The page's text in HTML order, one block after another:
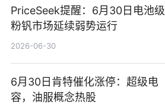
PriceSeek提醒：6月30日电池级
粉钒市场延续弱势运行
2026-06-30
6月30日肯特催化涨停：超级电
容，油服概念热股